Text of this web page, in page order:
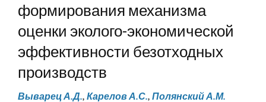
формирования механизма
оценки эколого-экономической
эффективности безотходных
производств
Выварец А.Д., Карелов А.С., Полянский А.М.